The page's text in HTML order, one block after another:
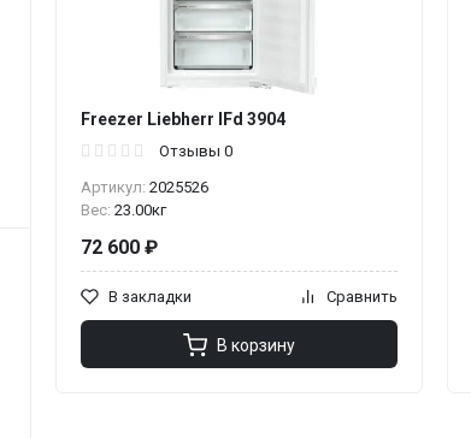
Freezer Liebherr IFd 3904
Отзывы 0
Артикул: 2025526
Вес: 23.00кг
72 600 ₽
В закладки Сравнить
В корзину